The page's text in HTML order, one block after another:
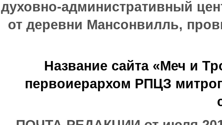
духовно-административный
от деревни Мансонвилль,
Название сайта «Меч и
первоиерархом РПЦЗ